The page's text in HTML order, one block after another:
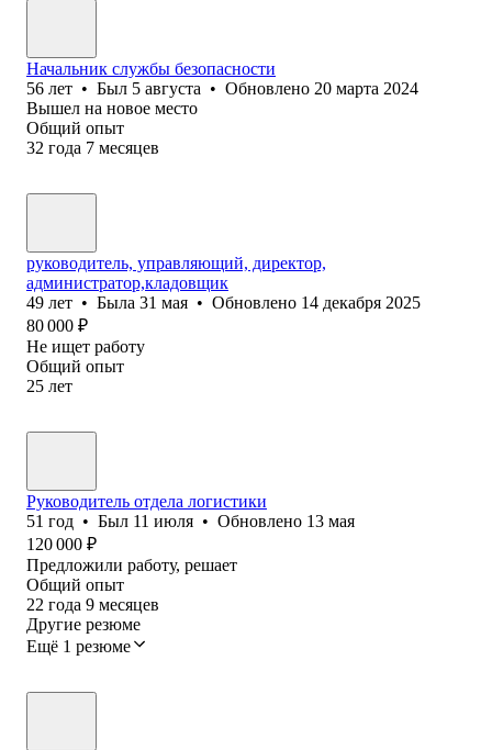
Начальник службы безопасности
56 лет • Был 5 августа • Обновлено 20 марта 2024
Вышел на новое место
Общий опыт
32 года 7 месяцев
руководитель, управляющий, директор,
администратор,кладовщик
49 лет • Была 31 мая • Обновлено 14 декабря 2025
80 000 ₽
Не ищет работу
Общий опыт
25 лет
Руководитель отдела логистики
51 год • Был 11 июля • Обновлено 13 мая
120 000 ₽
Предложили работу, решает
Общий опыт
22 года 9 месяцев
Другие резюме
Ещё 1 резюме